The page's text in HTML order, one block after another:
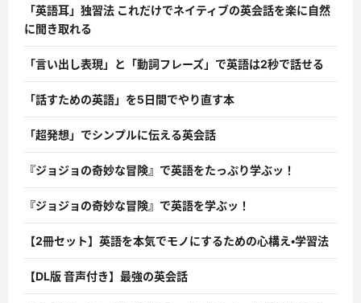
「英語耳」独習法 これだけでネイティブの英会話を楽に自然
に聞き取れる
「言い出し表現」と「動詞フレーズ」で英語は2秒で話せる
「話すための英語」を5日間でやり直す本
「超発想」でシンプルに伝える英会話
『ジョジョの奇妙な冒険』で英語をたっぷり学ぶッ！
『ジョジョの奇妙な冒険』で英語を学ぶッ！
【2冊セット】英語を本気でモノにするための心構え・学習法
【DL版 音声付き】最強の英会話